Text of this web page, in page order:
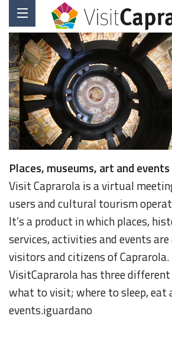
Places, museums, art and
Visit Caprarola is a virtual
users and cultural tourism
It’s a product in which places,
services, activities and events
visitors and citizens of Caprarola.
VisitCaprarola has three
what to visit; where to sleep, eat
events.iguardano